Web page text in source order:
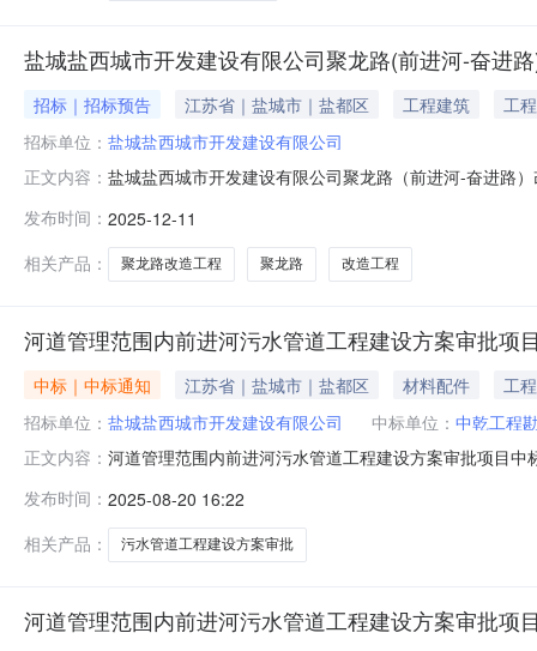
盐城盐西城市开发建设有限公司聚龙路(前进河-奋进
招标｜招标预告 江苏省｜盐城市｜盐都区 工程建筑
工程
招标单位： 盐城盐西城市开发建设有限公司
正文内容： 盐城盐西城市开发建设有限公司聚龙路（前进河-奋进路
发布时间： 2025-12-11
相关产品：
聚龙路改造工程 聚龙路 改造工程
河道管理范围内前进河污水管道工程建设方案审批项
中标｜中标通知 江苏省｜盐城市｜盐都区 材料配件
工程
招标单位： 盐城盐西城市开发建设有限公司 中标单位： 中乾工程
正文内容： 河道管理范围内前进河污水管道工程建设方案审批项目
限价（元）85000.00招标方式公开招标第一中标候选人
合格刘英废标情况
发布时间： 2025-08-20 16:22
相关产品：
污水管道工程建设方案审批
河道管理范围内前进河污水管道工程建设方案审批项